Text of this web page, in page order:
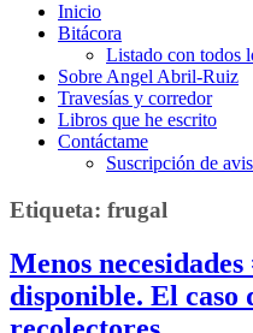
Inicio
Bitácora
Listado con todos
Sobre Angel Abril-Ruiz
Travesías y corredor
Libros que he escrito
Contáctame
Suscripción de
Etiqueta: frugal
Menos
disponible. El caso